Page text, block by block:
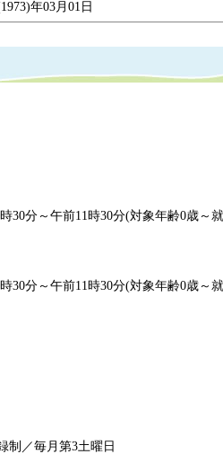
年03月01日
30分～午前11時30分(対象年齢0歳～就
30分～午前11時30分(対象年齢0歳～就
制／毎月第3土曜日